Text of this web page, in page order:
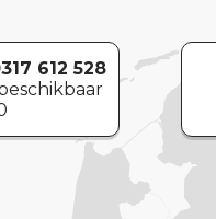
612 528